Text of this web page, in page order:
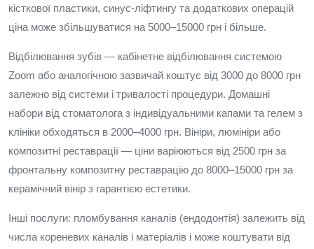
кісткової пластики, синус-ліфтингу та додаткових операцій
ціна може збільшуватися на 5000–15000 грн і більше.
Відбілювання зубів — кабінетне відбілювання системою
Zoom або аналогічною зазвичай коштує від 3000 до 8000 грн
залежно від системи і тривалості процедури. Домашні
набори від стоматолога з індивідуальними капами та гелем з
клініки обходяться в 2000–4000 грн. Вініри, люмініри або
композитні реставрації — ціни варіюються від 2500 грн за
фронтальну композитну реставрацію до 8000–15000 грн за
керамічний вінір з гарантією естетики.
Інші послуги: пломбування каналів (ендодонтія) залежить від
числа кореневих каналів і матеріалів і може коштувати від